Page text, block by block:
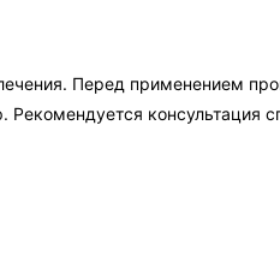
Перед применением
консультация